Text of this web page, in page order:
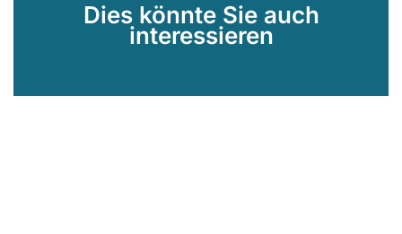
Dies könnte Sie auch
interessieren